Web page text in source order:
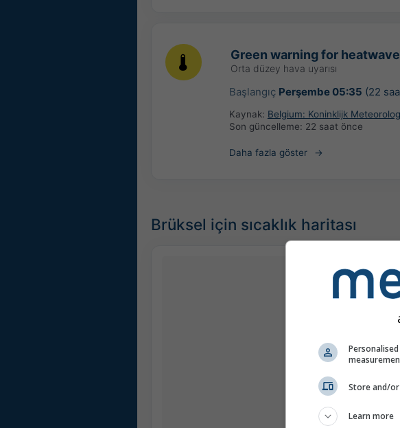
Green warning for
Orta düzey hava uyarısı
Başlangıç Perşembe 05:35 (22
Kaynak: Belgium: Koninklijk
Son güncelleme: 22 saat önce
Daha fazla göster
Brüksel için sıcaklık haritası
Store and/
Learn more